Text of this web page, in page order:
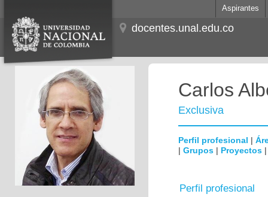
Aspirantes
docentes.unal.edu.co
Carlos
Exclusiva
Perfil profesional |
| Grupos | Proyectos
Perfil profesional